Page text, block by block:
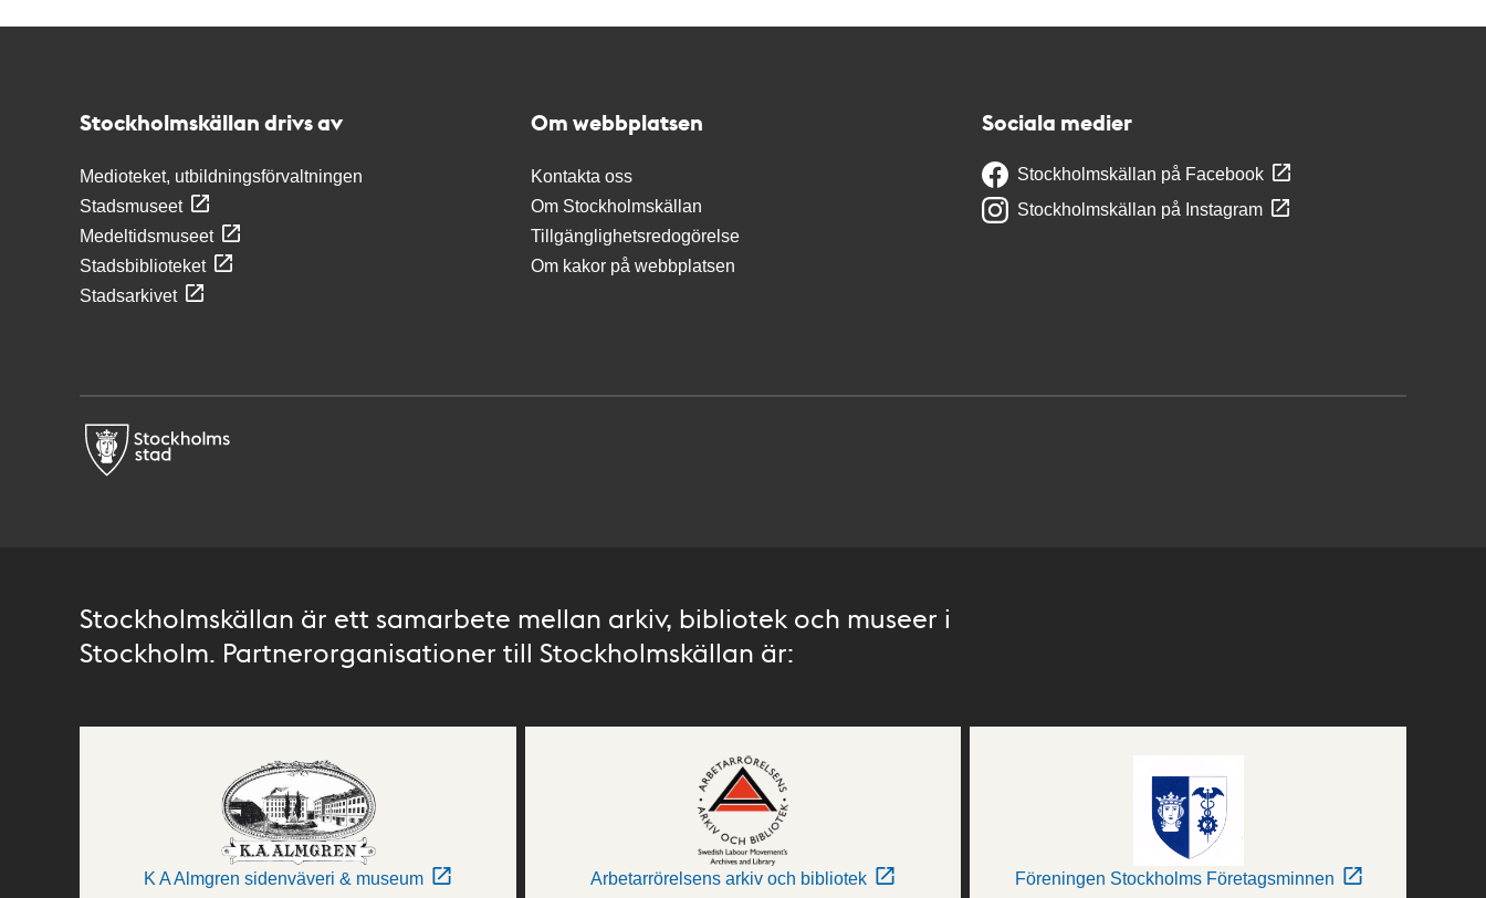
Stockholmskällan drivs av
Medioteket, utbildningsförvaltningen
Stadsmuseet
Medeltidsmuseet
Stadsbiblioteket
Stadsarkivet
Om webbplatsen
Kontakta oss
Om Stockholmskällan
Tillgänglighetsredogörelse
Om kakor på webbplatsen
Sociala medier
Stockholmskällan på Facebook
Stockholmskällan på Instagram
Stockholmskällan är ett samarbete mellan arkiv, bibliotek och museer i
Stockholm. Partnerorganisationer till Stockholmskällan är:
K A Almgren sidenväveri & museum Arbetarrörelsens arkiv och bibliotek Föreningen Stockholms Företagsminnen